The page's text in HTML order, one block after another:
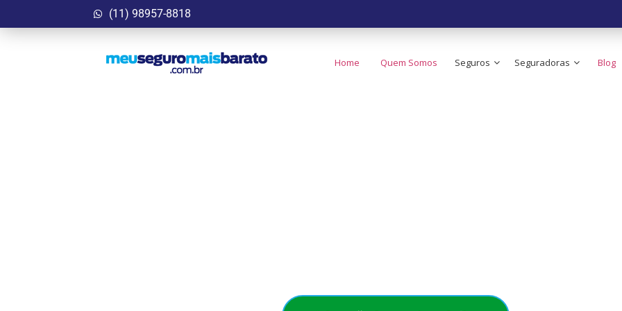
(11) 98957-8818
Home Quem Somos Seguros Seguradoras Blog